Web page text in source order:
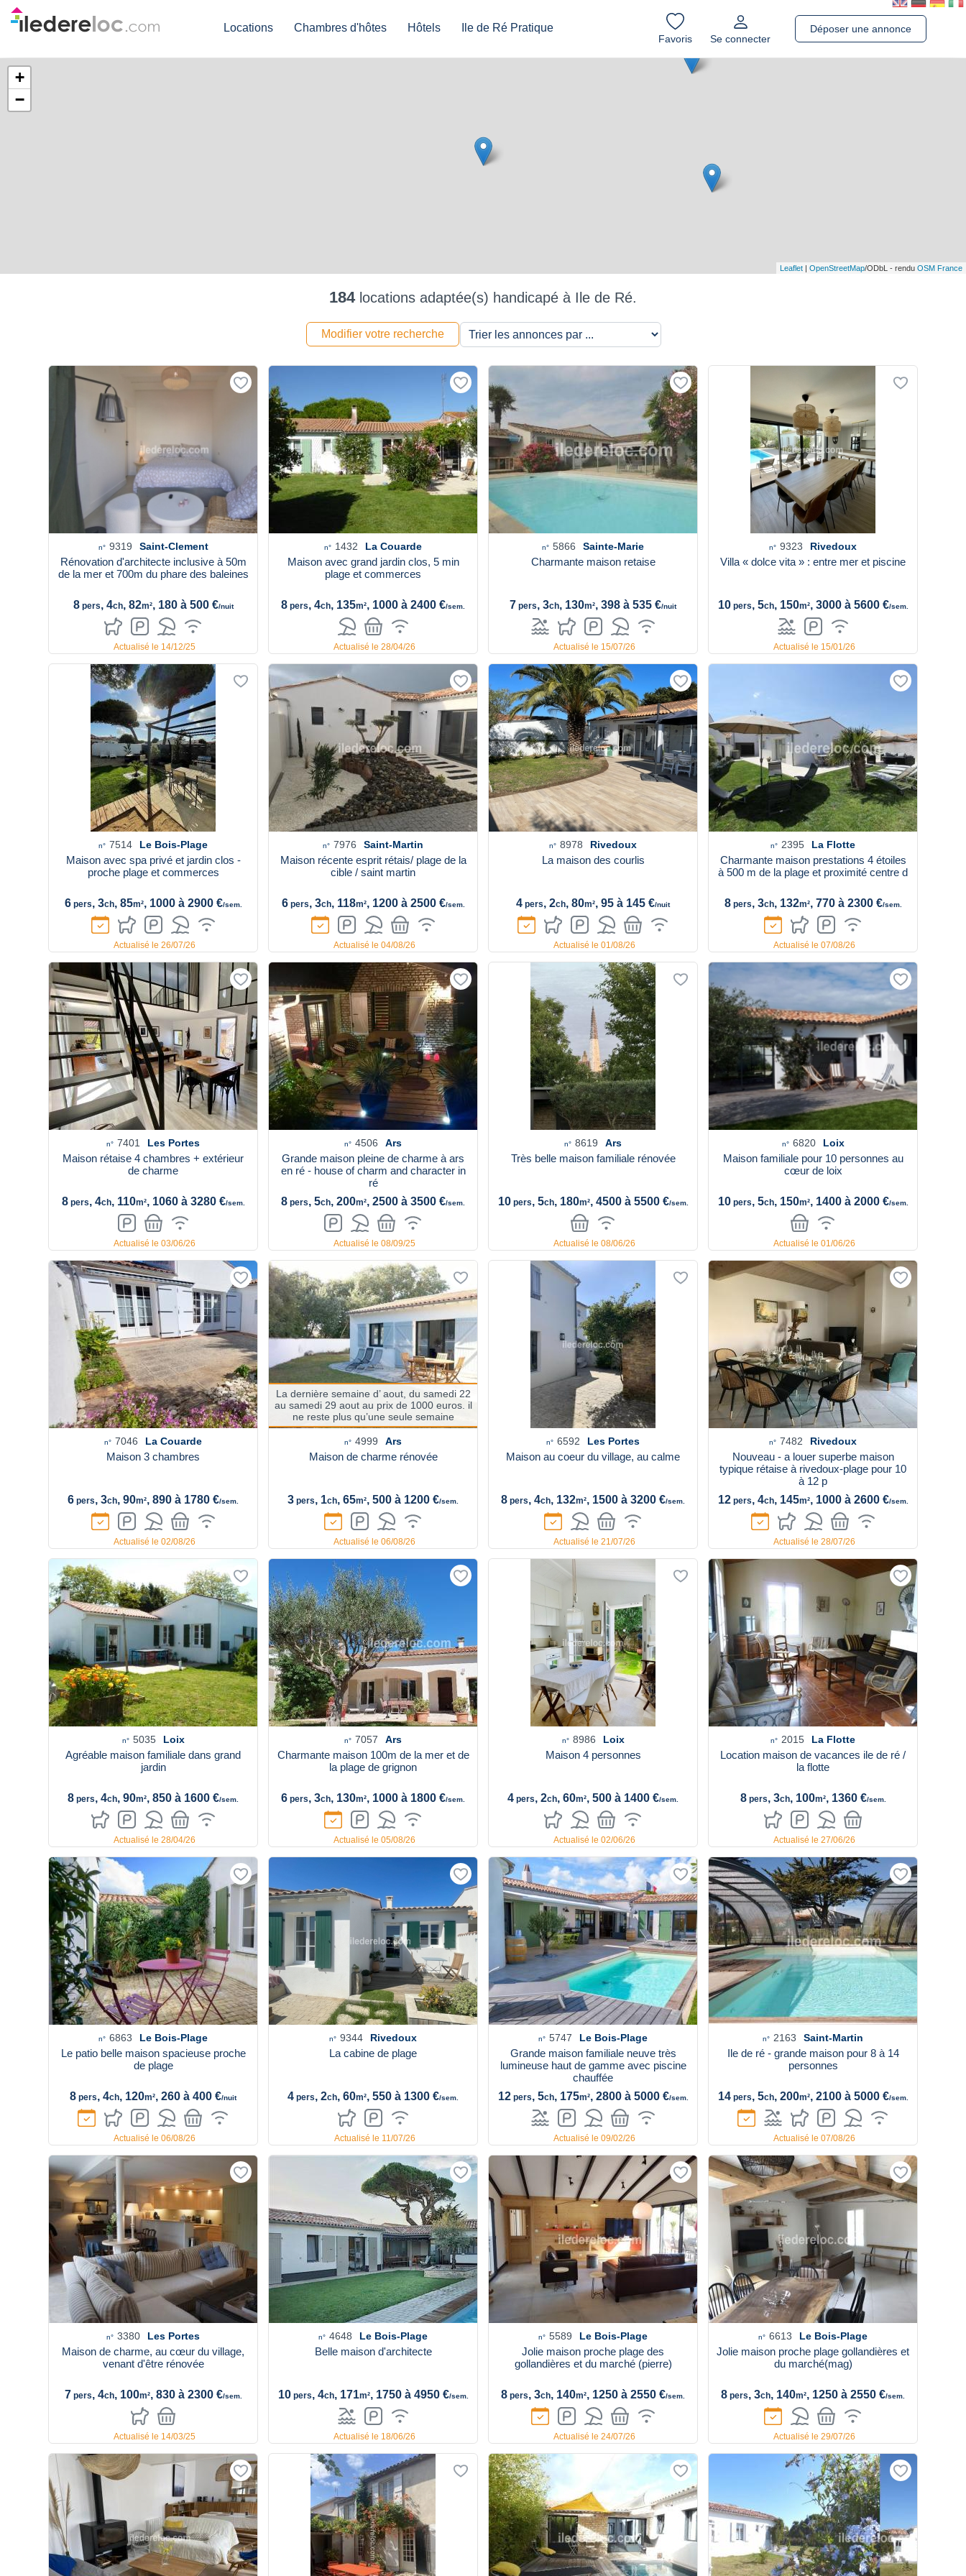
Locations Chambres d'hôtes Hôtels Ile de Ré Pratique
Favoris Se connecter
Déposer une annonce
+
−
Leaflet | OpenStreetMap/ODbL - rendu OSM France
184locations adaptée(s) handicapé à Ile de Ré.
Modifier votre recherche
n° 9319 Saint-Clement
Rénovation d'architecte inclusive à 50m
de la mer et 700m du phare des baleines
8pers, 4ch, 82m², 180 à 500 €/nuit
Actualisé le 14/12/25
n° 1432 La Couarde
Maison avec grand jardin clos, 5 min
plage et commerces
8 pers, 4ch, 135m², 1000 à 2400 €/sem.
Actualisé le 28/04/26
n° 5866 Sainte-Marie
Charmante maison retaise
7 pers, 3ch, 130m², 398 à 535 €/nuit
Actualisé le 15/07/26
n° 9323 Rivedoux
Villa « dolce vita » : entre mer et piscine
10pers, 5ch, 150m², 3000 à 5600 €/sem.
Actualisé le 15/01/26
n° 7514 Le Bois-Plage
Maison avec spa privé et jardin clos -
proche plage et commerces
6pers, 3ch, 85m², 1000 à 2900 €/sem.
Actualisé le 26/07/26
n° 7976 Saint-Martin
Maison récente esprit rétais/ plage de la
cible / saint martin
6pers, 3ch, 118m², 1200 à 2500 €/sem.
Actualisé le 04/08/26
n° 8978 Rivedoux
La maison des courlis
4 pers, 2ch, 80m², 95 à 145 €/nuit
Actualisé le 01/08/26
n° 2395 La Flotte
Charmante maison prestations 4 étoiles
à 500 m de la plage et proximité centre d
8pers, 3ch, 132m², 770 à 2300 €/sem.
Actualisé le 07/08/26
n° 7401 Les Portes
Maison rétaise 4 chambres + extérieur
de charme
8pers, 4ch, 110m², 1060 à 3280 €/sem.
Actualisé le 03/06/26
n° 4506 Ars
Grande maison pleine de charme à ars
en ré - house of charm and character in
ré
8 pers, 5ch, 200m², 2500 à 3500 €/sem.
Actualisé le 08/09/25
n° 8619 Ars
Très belle maison familiale rénovée
10pers, 5ch, 180m², 4500 à 5500 €/sem.
Actualisé le 08/06/26
n° 6820 Loix
Maison familiale pour 10 personnes au
cœur de loix
10pers, 5ch, 150m², 1400 à 2000 €/sem.
Actualisé le 01/06/26
n° 7046 La Couarde
Maison 3 chambres
6 pers, 3ch, 90m², 890 à 1780 €/sem.
Actualisé le 02/08/26
n° 4999 Ars
Maison de charme rénovée
3 pers, 1ch, 65m², 500 à 1200 €/sem.
La dernière semaine d’ aout, du samedi 22
au samedi 29 aout au prix de 1000 euros. il
ne reste plus qu’une seule semaine
Actualisé le 06/08/26
n° 6592 Les Portes
Maison au coeur du village, au calme
8 pers, 4ch, 132m², 1500 à 3200 €/sem.
Actualisé le 21/07/26
n° 7482 Rivedoux
Nouveau - a louer superbe maison
typique rétaise à rivedoux-plage pour 10
à 12 p
12pers, 4ch, 145m², 1000 à 2600 €/sem.
Actualisé le 28/07/26
n° 5035 Loix
Agréable maison familiale dans grand
jardin
8 pers, 4ch, 90m², 850 à 1600 €/sem.
Actualisé le 28/04/26
n° 7057 Ars
Charmante maison 100m de la mer et de
la plage de grignon
6 pers, 3ch, 130m², 1000 à 1800 €/sem.
Actualisé le 05/08/26
n° 8986 Loix
Maison 4 personnes
4 pers, 2ch, 60m², 500 à 1400 €/sem.
Actualisé le 02/06/26
n° 2015 La Flotte
Location maison de vacances ile de ré /
la flotte
8pers, 3ch, 100m², 1360 €/sem.
Actualisé le 27/06/26
n° 6863 Le Bois-Plage
Le patio belle maison spacieuse proche
de plage
8 pers, 4ch, 120m², 260 à 400 €/nuit
Actualisé le 06/08/26
n° 9344 Rivedoux
La cabine de plage
4 pers, 2ch, 60m², 550 à 1300 €/sem.
Actualisé le 11/07/26
n° 5747 Le Bois-Plage
Grande maison familiale neuve très
lumineuse haut de gamme avec piscine
chauffée
12pers, 5ch, 175m², 2800 à 5000 €/sem.
Actualisé le 09/02/26
n° 2163 Saint-Martin
Ile de ré - grande maison pour 8 à 14
personnes
14pers, 5ch, 200m², 2100 à 5000 €/sem.
Actualisé le 07/08/26
n° 3380 Les Portes
Maison de charme, au cœur du village,
venant d'être rénovée
7 pers, 4ch, 100m², 830 à 2300 €/sem.
Actualisé le 14/03/25
n° 4648 Le Bois-Plage
Belle maison d'architecte
10pers, 4ch, 171m², 1750 à 4950 €/sem.
Actualisé le 18/06/26
n° 5589 Le Bois-Plage
Jolie maison proche plage des
gollandières et du marché (pierre)
8 pers, 3ch, 140m², 1250 à 2550 €/sem.
Actualisé le 24/07/26
n° 6613 Le Bois-Plage
Jolie maison proche plage gollandières et
du marché(mag)
8 pers, 3ch, 140m², 1250 à 2550 €/sem.
Actualisé le 29/07/26